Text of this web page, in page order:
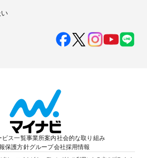
隈研吾氏が手掛ける。新歌舞伎座の
した、新たなランドマークホテルが
ビス一覧事業所案内社会的な取り組み
保護方針グループ会社採用情報